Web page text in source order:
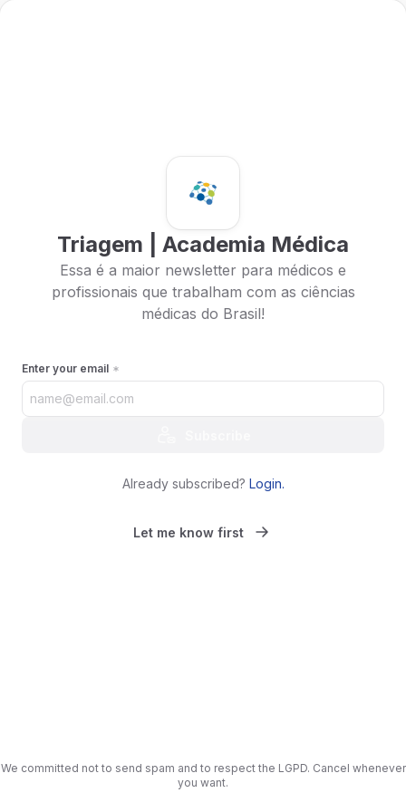
Triagem | Academia Médica
Essa é a maior newsletter para médicos e
profissionais que trabalham com as ciências
médicas do Brasil!
Enter your email
Already subscribed? Login.
Let me know first
We committed not to send spam and to respect the LGPD. Cancel whenever
you want.